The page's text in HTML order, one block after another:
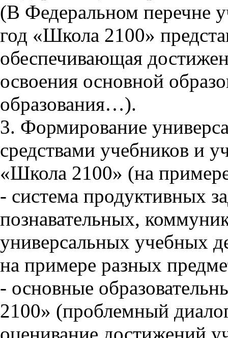
(В Федеральном перечне
год «Школа 2100»
обеспечивающая
освоения основной
образования…).
3. Формирование
средствами учебников и
«Школа 2100» (на
- система продуктивных
познавательных,
универсальных учебных
на примере разных
- основные
2100» (проблемный